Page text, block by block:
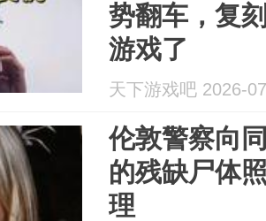
势翻车，复
游戏了
天下游戏吧 2026-
伦敦警察向
的残缺尸体
理